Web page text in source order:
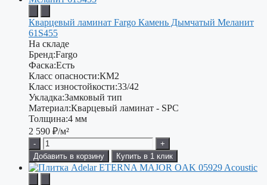
Кварцевый ламинат Fargo Камень Дымчатый Меланит
61S455
На складе
Бренд:Fargo
Фаска:Есть
Класс опасности:КМ2
Класс изностойкости:33/42
Укладка:Замковый тип
Материал:Кварцевый ламинат - SPC
Толщина:4 мм
2 590 ₽/м²
-
+
Добавить в корзину
Купить в 1 клик